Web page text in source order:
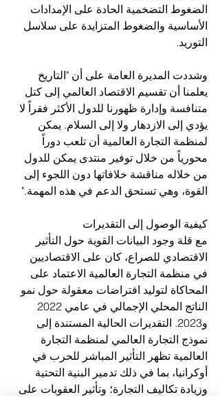
الضغوط التضخمية الحادة على الإمدادات
الأساسية والضغوط المتزايدة على سلاسل
التوريد.
وشددت المديرة العامة على أن "التاريخ
يعلمنا أن تقسيم الاقتصاد العالمي إلى كتل
متنافسة وإدارة ظهورنا للدول الأكثر فقراً لا
يؤدي إلى الازدهار ولا إلى السلام. يمكن
لمنظمة التجارة العالمية أن تلعب دوراً
محورياً من خلال توفير منتدى يمكن للدول
من خلاله مناقشة خلافاتها دون اللجوء إلى
القوة، وهي تستحق الدعم في هذه المهمة."
كيفية الوصول إلى التقديرات
مع قلة وجود البيانات القوية حول التأثير
الاقتصادي للصراع، كان على الاقتصاديين
في منظمة التجارة العالمية الاعتماد على
المحاكاة لتوليد افتراضات معقولة حول نمو
و2023. التقديرات الحالية المستندة إلى
نموذج التجارة العالمي لمنظمة التجارة
العالمية تظهر التأثير المباشر للحرب في
أوكرانيا، بما في ذلك تدمير البنية التحتية
وزيادة تكاليف التجارة؛ وتأثير العقوبات على